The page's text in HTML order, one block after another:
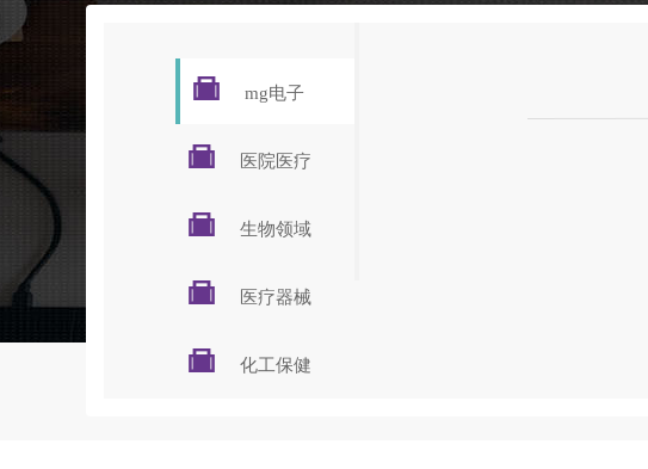
 mg电子
 医院医疗
 生物领域
 医疗器械
 化工保健